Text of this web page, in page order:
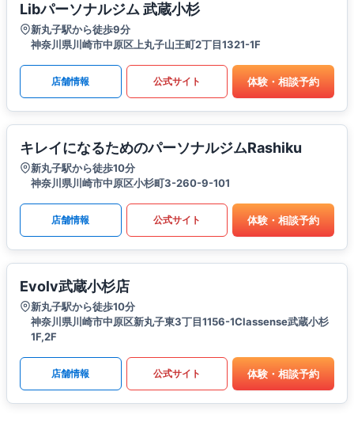
Libパーソナルジム 武蔵小杉
新丸子駅から徒歩9分
神奈川県川崎市中原区上丸子山王町2丁目1321-1F
店舗情報 公式サイト 体験・相談予約
キレイになるためのパーソナルジムRashiku
新丸子駅から徒歩10分
神奈川県川崎市中原区小杉町3-260-9-101
店舗情報 公式サイト 体験・相談予約
Evolv武蔵小杉店
新丸子駅から徒歩10分
神奈川県川崎市中原区新丸子東3丁目1156-1Classense武蔵小杉
1F,2F
店舗情報 公式サイト 体験・相談予約